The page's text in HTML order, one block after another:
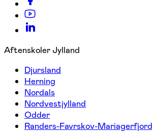
Aftenskoler Jylland
Djursland
Herning
Nordals
Nordvestjylland
Odder
Randers-Favrskov-